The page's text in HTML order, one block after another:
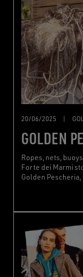
20/06/2025 |
GOLDEN
Ropes, nets,
Forte dei Marmi
Golden Pescheria,